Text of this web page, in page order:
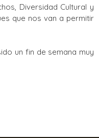
Diversidad Cultural y
que nos van a permitir
un fin de semana muy